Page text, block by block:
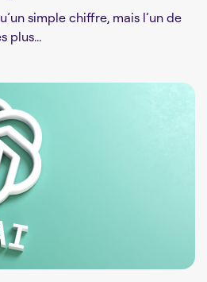
simple chiffre, mais l’un de
plus...